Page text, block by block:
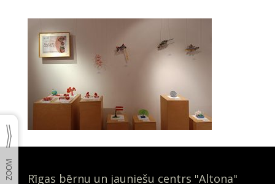
Rīgas bērnu un jauniešu centrs "Altona"